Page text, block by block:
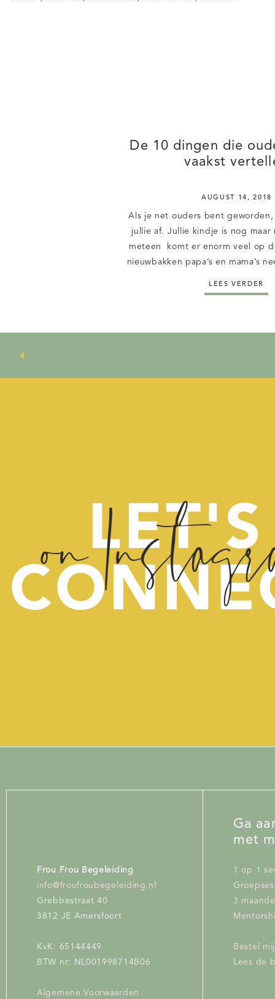
De 10 dingen die
vaakst
AUGUST 14, 2018
Als je net ouders bent
jullie af. Jullie kindje is nog
meteen komt er enorm veel op
nieuwbakken papa’s en mama’s
kindje. Daarnaast slaap je weinig
LEES VERDER
LET'S
on
Frou Frou Begeleiding
info@froufroubegeleiding.nl
Grebbestraat 40
3812 JE Amersfoort
KvK: 65144449
BTW nr: NL001998714B06
Algemene Voorwaarden
1 op 1
3
Bestel
Lees de
Ga
met